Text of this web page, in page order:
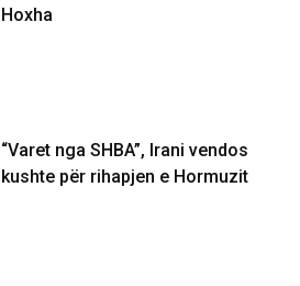
Hoxha
“Varet nga SHBA”, Irani vendos
kushte për rihapjen e Hormuzit